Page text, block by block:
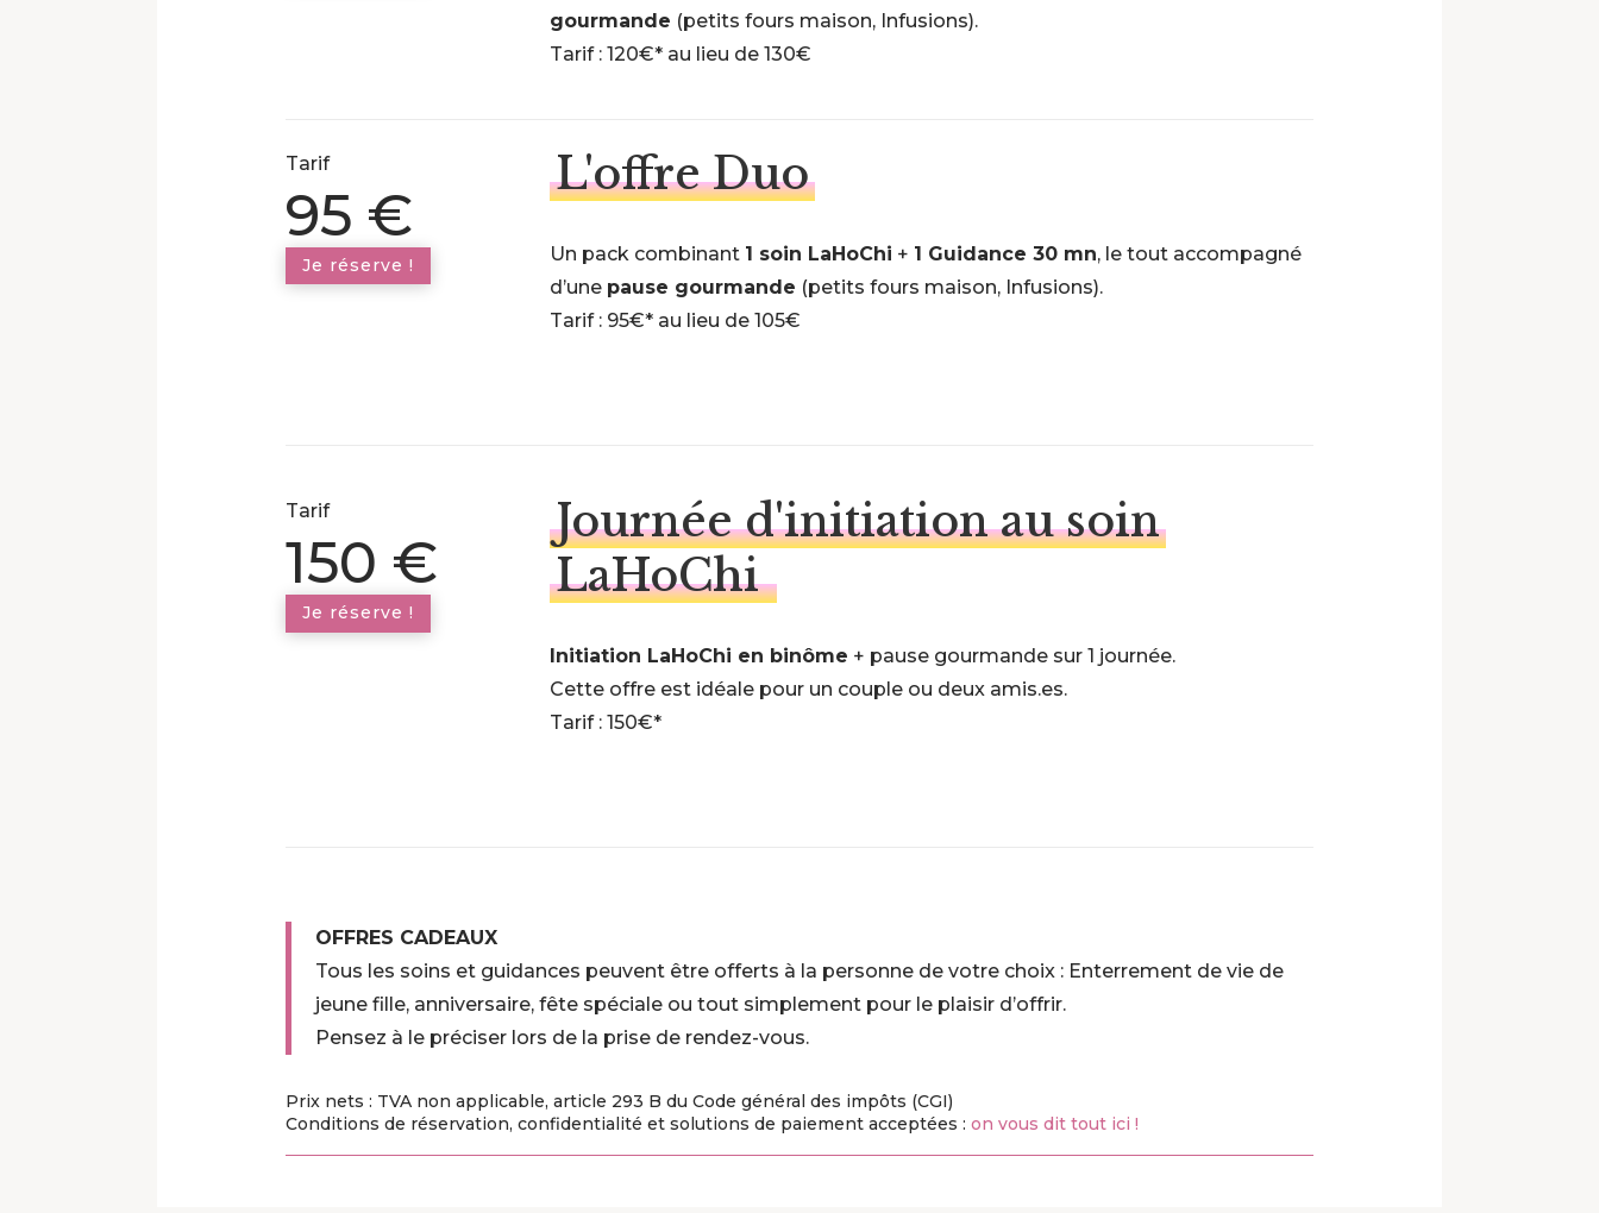
gourmande (petits fours maison, Infusions).
Tarif : 120€* au lieu de 130€
Tarif
95 €
Je réserve !
L'offre Duo
Un pack combinant 1 soin LaHoChi + 1 Guidance 30 mn, le tout accompagné
d’une pause gourmande (petits fours maison, Infusions).
Tarif : 95€* au lieu de 105€
Tarif
150 €
Je réserve !
Journée d'initiation au soin
LaHoChi
Initiation LaHoChi en binôme + pause gourmande sur 1 journée.
Cette offre est idéale pour un couple ou deux amis.es.
Tarif : 150€*
OFFRES CADEAUX
Tous les soins et guidances peuvent être offerts à la personne de votre choix : Enterrement de vie de
jeune fille, anniversaire, fête spéciale ou tout simplement pour le plaisir d’offrir.
Pensez à le préciser lors de la prise de rendez-vous.
Prix nets : TVA non applicable, article 293 B du Code général des impôts (CGI)
Conditions de réservation, confidentialité et solutions de paiement acceptées : on vous dit tout ici !